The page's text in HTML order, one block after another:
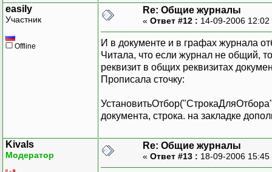
easily
Участник
Offline
Re: Общие журналы
« Ответ #12 : 14-09-2006
И в документе и в графах журнала
Читала, что если журнал не общий,
реквизит в общих реквизитах
Прописала сточку:
документа, строка. на закладке
Kivals
Модератор
Re: Общие журналы
« Ответ #13 : 18-09-2006